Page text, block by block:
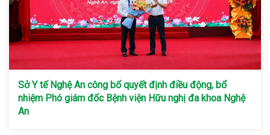
Sở Y tế Nghệ An công bố quyết định điều động, bổ
nhiệm Phó giám đốc Bệnh viện Hữu nghị đa khoa Nghệ
An